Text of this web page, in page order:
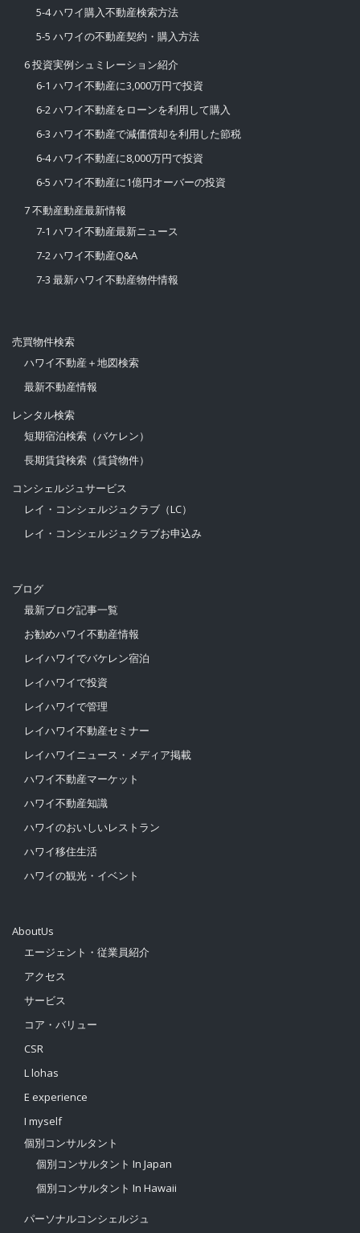
5-4 ハワイ購入不動産検索方法
5-5 ハワイの不動産契約・購入方法
6 投資実例シュミレーション紹介
6-1 ハワイ不動産に3,000万円で投資
6-2 ハワイ不動産をローンを利用して購入
6-3 ハワイ不動産で減価償却を利用した節税
6-4 ハワイ不動産に8,000万円で投資
6-5 ハワイ不動産に1億円オーバーの投資
7 不動産動産最新情報
7-1 ハワイ不動産最新ニュース
7-2 ハワイ不動産Q&A
7-3 最新ハワイ不動産物件情報
売買物件検索
ハワイ不動産＋地図検索
最新不動産情報
レンタル検索
短期宿泊検索（バケレン）
長期賃貸検索（賃貸物件）
コンシェルジュサービス
レイ・コンシェルジュクラブ（LC）
レイ・コンシェルジュクラブお申込み
ブログ
最新ブログ記事一覧
お勧めハワイ不動産情報
レイハワイでバケレン宿泊
レイハワイで投資
レイハワイで管理
レイハワイ不動産セミナー
レイハワイニュース・メディア掲載
ハワイ不動産マーケット
ハワイ不動産知識
ハワイのおいしいレストラン
ハワイ移住生活
ハワイの観光・イベント
AboutUs
エージェント・従業員紹介
アクセス
サービス
コア・バリュー
CSR
L lohas
E experience
I myself
個別コンサルタント
個別コンサルタント In Japan
個別コンサルタント In Hawaii
パーソナルコンシェルジュ